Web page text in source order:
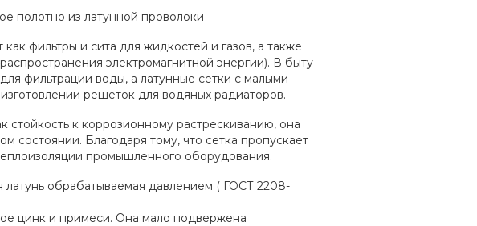
полотно из латунной проволоки
фильтры и сита для жидкостей и газов, а также
электромагнитной энергии). В быту
фильтрации воды, а латунные сетки с малыми
решеток для водяных радиаторов.
стойкость к коррозионному растрескиванию, она
состоянии. Благодаря тому, что сетка пропускает
промышленного оборудования.
обрабатываемая давлением ( ГОСТ 2208-
цинк и примеси. Она мало подвержена